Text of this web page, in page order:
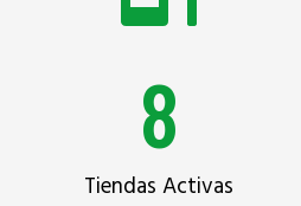
8
Tiendas Activas